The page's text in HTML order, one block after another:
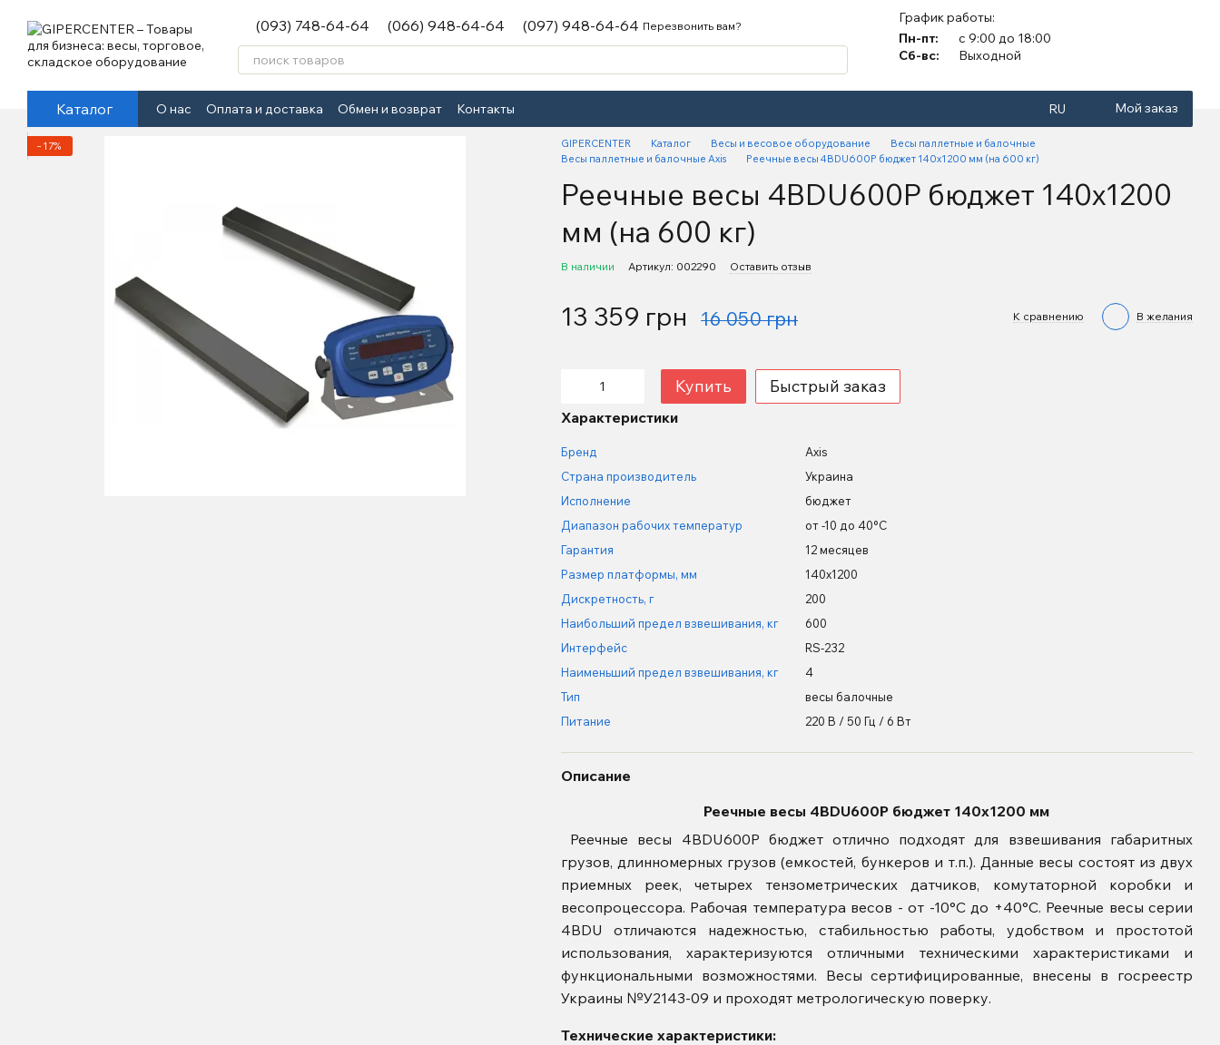
(093) 748-64-64 (066) 948-64-64 (097) 948-64-64 Перезвонить вам?
График работы:
Пн-пт:
с 9:00 до 18:00
Сб-вс:
Выходной
Каталог О нас Оплата и доставка Обмен и возврат Контакты RU Мой заказ
−17% GIPERCENTER Каталог Весы и весовое оборудование
Весы паллетные и балочные
Весы паллетные и балочные Axis
Реечные весы 4BDU600Р бюджет 140х1200 мм (на 600 кг)
Реечные весы 4BDU600Р бюджет 140х1200
мм (на 600 кг)
В наличии Артикул: 002290 Оставить отзыв
13 359 грн 16 050 грн К сравнению В желания
Купить Быстрый заказ
Характеристики
Бренд
Axis
Страна производитель
Украина
Исполнение
бюджет
Диапазон рабочих температур
от -10 до 40°С
Гарантия
12 месяцев
Размер платформы, мм
140х1200
Дискретность, г
200
Наибольший предел взвешивания, кг
600
Интерфейс
RS-232
Наименьший предел взвешивания, кг
4
Тип
весы балочные
Питание
220 В / 50 Гц / 6 Вт
Описание
Реечные весы 4BDU600Р бюджет 140х1200 мм
Реечные весы 4BDU600Р бюджет отлично подходят для взвешивания габаритных
грузов, длинномерных грузов (емкостей, бункеров и т.п.). Данные весы состоят из двух
приемных реек, четырех тензометрических датчиков, комутаторной коробки и
весопроцессора. Рабочая температура весов - от -10°С до +40°С. Реечные весы серии
4BDU отличаются надежностью, стабильностью работы, удобством и простотой
использования, характеризуются отличными техническими характеристиками и
функциональными возможностями. Весы сертифицированные, внесены в госреестр
Украины №У2143-09 и проходят метрологическую поверку.
Технические характеристики: